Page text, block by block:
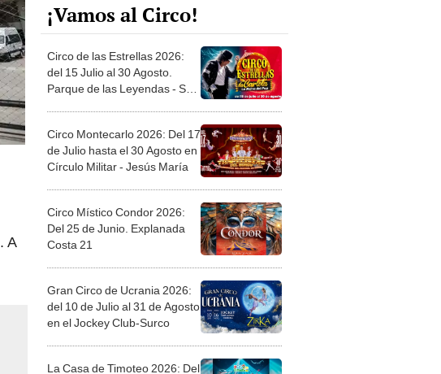
. A
¡Vamos al Circo!
Circo de las Estrellas 2026:
del 15 Julio al 30 Agosto.
Parque de las Leyendas - San
Circo Montecarlo 2026: Del 17
de Julio hasta el 30 Agosto en
Círculo Militar - Jesús María
Circo Místico Condor 2026:
Del 25 de Junio. Explanada
Costa 21
Gran Circo de Ucrania 2026:
del 10 de Julio al 31 de Agosto
en el Jockey Club-Surco
La Casa de Timoteo 2026: Del